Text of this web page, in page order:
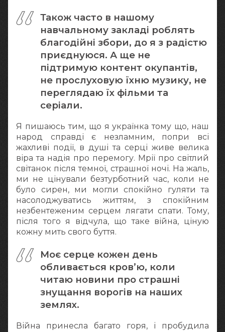
Також часто в нашому
навчальному закладі роблять
благодійні збори, до я з радістю
приєднуюся. А ще не
підтримую контент окупантів,
не прослуховую їхню музику, не
переглядаю їх фільми та
серіали.
Я пишаюсь тим, що я українка тому що, наш
народ справді є незламним, попри всі
жахливі події, в душі та серці живе велика
віра та надія про перемогу. Мрії про світлий
світанок після темної, страшної ночі. На жаль,
ми не цінували безтурботний час, коли не
було сирен, ми могли спокійно гуляти та
насолоджуватись життям, з спокійним
незбентеженим серцем лягати спати. Тому,
після того я відчула, що таке війна, ціную
кожну мить свого буття.
Моє серце кожен день
обливається кров’ю, коли
читаю новини про страшні
знущання ворогів на наших
землях.
Війна принесла багато горя, і пробудила